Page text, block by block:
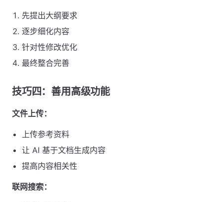
先提出大纲要求
逐步细化内容
针对性修改优化
最终整合完善
技巧四：善用高级功能
文件上传：
上传参考资料
让 AI 基于文档生成内容
提高内容相关性
联网搜索：